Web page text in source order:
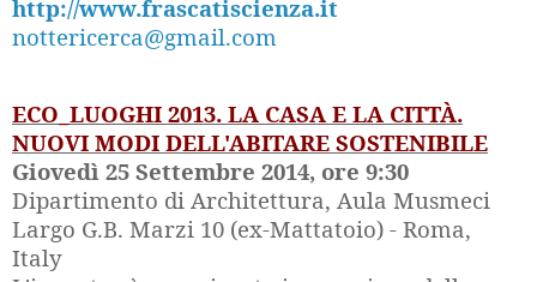
http://www.frascatiscienza.it
nottericerca@gmail.com
ECO_LUOGHI 2013. LA CASA E LA CITTÀ.
NUOVI MODI DELL'ABITARE SOSTENIBILE
Giovedì 25 Settembre 2014, ore 9:30
Dipartimento di Architettura, Aula Musmeci
Largo G.B. Marzi 10 (ex-Mattatoio) - Roma,
Italy